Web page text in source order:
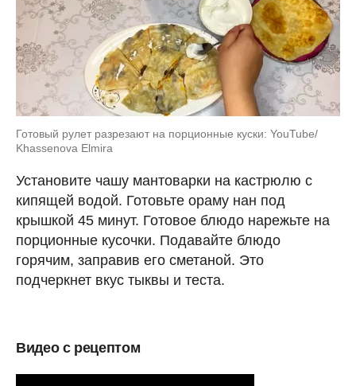
Готовый рулет разрезают на порционные куски: YouTube/
Khassenova Elmira
Установите чашу мантоварки на кастрюлю с
кипящей водой. Готовьте ораму нан под
крышкой 45 минут. Готовое блюдо нарежьте на
порционные кусочки. Подавайте блюдо
горячим, заправив его сметаной. Это
подчеркнет вкус тыквы и теста.
Видео с рецептом